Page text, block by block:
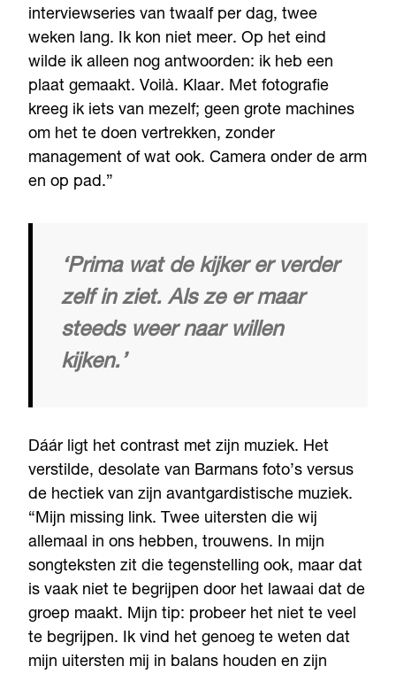
interviewseries van twaalf per dag, twee
weken lang. Ik kon niet meer. Op het eind
wilde ik alleen nog antwoorden: ik heb een
plaat gemaakt. Voilà. Klaar. Met fotografie
kreeg ik iets van mezelf; geen grote machines
om het te doen vertrekken, zonder
management of wat ook. Camera onder de arm
en op pad.”
‘Prima wat de kijker er verder
zelf in ziet. Als ze er maar
steeds weer naar willen
kijken.’
Dáár ligt het contrast met zijn muziek. Het
verstilde, desolate van Barmans foto’s versus
de hectiek van zijn avantgardistische muziek.
“Mijn missing link. Twee uitersten die wij
allemaal in ons hebben, trouwens. In mijn
songteksten zit die tegenstelling ook, maar dat
is vaak niet te begrijpen door het lawaai dat de
groep maakt. Mijn tip: probeer het niet te veel
te begrijpen. Ik vind het genoeg te weten dat
mijn uitersten mij in balans houden en zijn